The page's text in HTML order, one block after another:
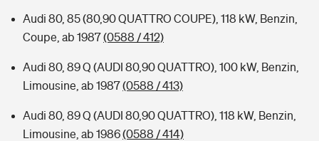
Audi 80, 85 (80,90 QUATTRO COUPE), 118 kW, Benzin,
Coupe, ab 1987(0588 / 412)
Audi 80, 89 Q (AUDI 80,90 QUATTRO), 100 kW, Benzin,
Limousine, ab 1987(0588 / 413)
Audi 80, 89 Q (AUDI 80,90 QUATTRO), 118 kW, Benzin,
Limousine, ab 1986(0588 / 414)